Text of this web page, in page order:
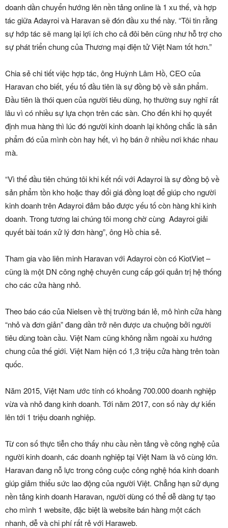
doanh dần chuyển hướng lên nền tảng online là 1 xu thế, và hợp
tác giữa Adayroi và Haravan sẽ đón đầu xu thế này. “Tôi tin rằng
sự hớp tác sẽ mang lại lợi ích cho cả đôi bên cũng như hỗ trợ cho
sự phát triển chung của Thương mại điện tử Việt Nam tốt hơn.”
Chia sẻ chi tiết việc hợp tác, ông Huỳnh Lâm Hồ, CEO của
Haravan cho biết, yếu tố đầu tiên là sự đồng bộ về sản phẩm.
Đầu tiên là thói quen của người tiêu dùng, họ thường suy nghĩ rất
lâu vì có nhiều sự lựa chọn trên các sàn. Cho đến khi họ quyết
định mua hàng thì lúc đó người kinh doanh lại không chắc là sản
phẩm đó của mình còn hay hết, vì họ bán ở nhiều nơi khác nhau
mà.
“Vì thế đầu tiên chúng tôi khi kết nối với Adayroi là sự đồng bộ về
sản phẩm tồn kho hoặc thay đổi giá đồng loạt để giúp cho người
kinh doanh trên Adayroi đảm bảo được yếu tố còn hàng khi kinh
doanh. Trong tương lai chúng tôi mong chờ cùng Adayroi giải
quyết bài toán xử lý đơn hàng”, ông Hồ chia sẻ.
Tham gia vào liên minh Haravan với Adayroi còn có KiotViet –
cũng là một DN công nghệ chuyên cung cấp gói quản trị hệ thống
cho các cửa hàng nhỏ.
Theo báo cáo của Nielsen về thị trường bán lẻ, mô hình cửa hàng
“nhỏ và đơn giản” đang dần trở nên được ưa chuộng bởi người
tiêu dùng toàn cầu. Việt Nam cũng không nằm ngoài xu hướng
chung của thế giới. Việt Nam hiện có 1,3 triệu cửa hàng trên toàn
quốc.
Năm 2015, Việt Nam ước tính có khoảng 700.000 doanh nghiệp
vừa và nhỏ đang kinh doanh. Tới năm 2017, con số này dự kiến
lên tới 1 triệu doanh nghiệp.
Từ con số thực tiễn cho thấy nhu cầu nền tảng về công nghệ của
người kinh doanh, các doanh nghiệp tại Việt Nam là vô cùng lớn.
Haravan đang nỗ lực trong công cuộc công nghệ hóa kinh doanh
giúp giảm thiểu sức lao động của người Việt. Chẳng hạn sử dụng
nền tảng kinh doanh Haravan, người dùng có thể dễ dàng tự tạo
cho mình 1 website, đặc biệt là website bán hàng một cách
nhanh, dễ và chi phí rất rẻ với Haraweb.